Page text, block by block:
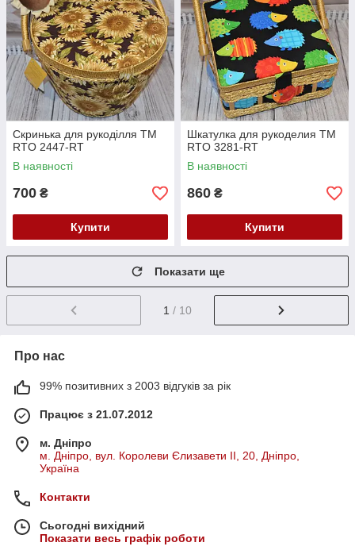
Скринька для рукоділля ТМ
RTO 2447-RT
В наявності
700 ₴
Купити
Шкатулка для рукоделия ТМ
RTO 3281-RT
В наявності
860 ₴
Купити
Показати ще
1 / 10
Про нас
99% позитивних з 2003 відгуків за рік
Працює з 21.07.2012
м. Дніпро
м. Дніпро, вул. Королеви Єлизавети ІІ, 20, Дніпро,
Україна
Контакти
Сьогодні вихідний
Показати весь графік роботи